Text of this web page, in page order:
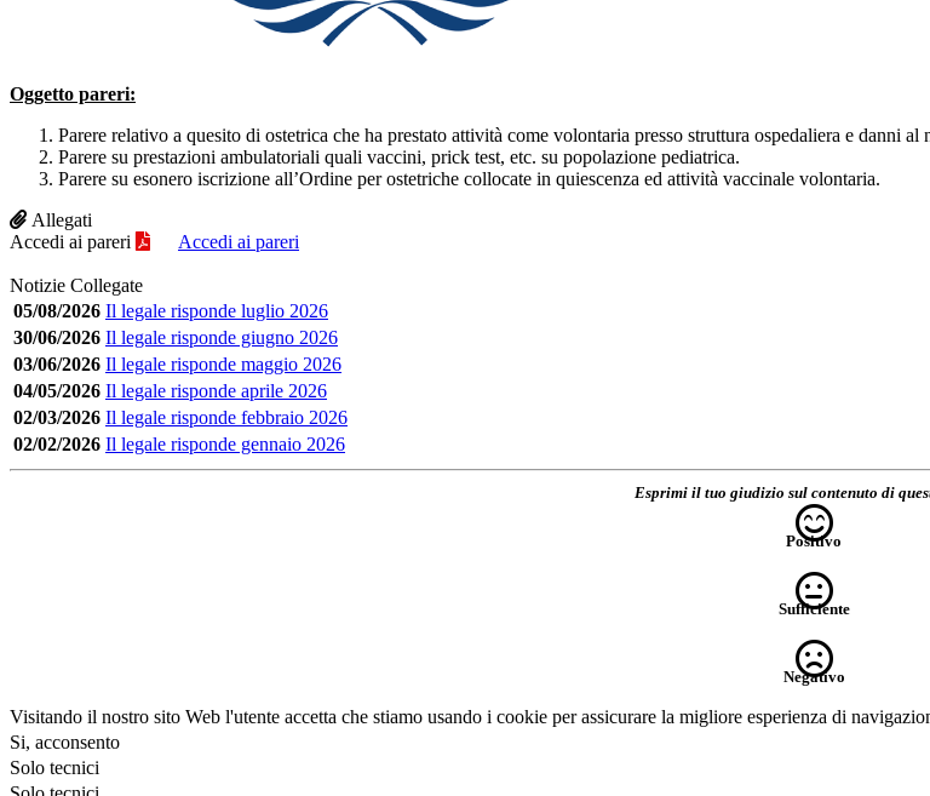
Oggetto pareri:
Parere relativo a quesito di ostetrica che ha prestato attività come volontaria presso struttura ospedaliera e danni al
Parere su prestazioni ambulatoriali quali vaccini, prick test, etc. su popolazione pediatrica.
Parere su esonero iscrizione all’Ordine per ostetriche collocate in quiescenza ed attività vaccinale volontaria.
Allegati
Accedi ai pareri
Accedi ai pareri
Notizie Collegate
05/08/2026 Il legale risponde luglio 2026
30/06/2026 Il legale risponde giugno 2026
03/06/2026 Il legale risponde maggio 2026
04/05/2026 Il legale risponde aprile 2026
02/03/2026 Il legale risponde febbraio 2026
02/02/2026 Il legale risponde gennaio 2026
Esprimi il tuo giudizio sul contenuto di
Positivo
Sufficiente
Negativo
Visitando il nostro sito Web l'utente accetta che stiamo usando i cookie per assicurare la migliore esperienza di
Si, acconsento
Solo tecnici